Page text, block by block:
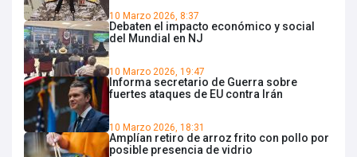
10 Marzo 2026, 8:37
Debaten el impacto económico y social
del Mundial en NJ
10 Marzo 2026, 19:47
Informa secretario de Guerra sobre
fuertes ataques de EU contra Irán
10 Marzo 2026, 18:31
Amplían retiro de arroz frito con pollo por
posible presencia de vidrio